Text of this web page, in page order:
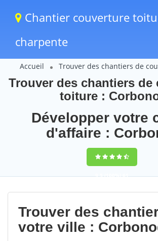
Chantier couverture
charpente
Accueil Trouver des chantiers de
Trouver des chantiers de
toiture :
Développer votre
d'affaire :
9,5(100%)61
votes
Trouver des
votre ville :